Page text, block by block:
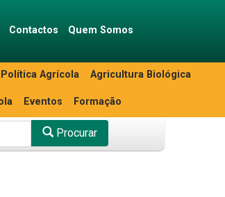
Contactos Quem Somos
Política Agrícola Agricultura Biológica
Eventos Formação
Procurar